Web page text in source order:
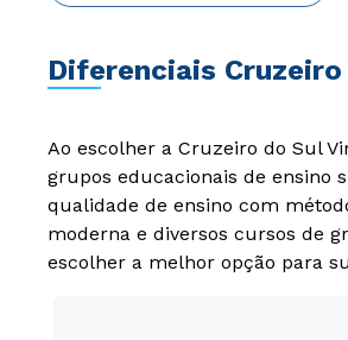
Diferenciais Cruzeiro
Ao escolher a Cruzeiro do Sul
grupos educacionais de ensino
qualidade de ensino com
moderna e diversos cursos de
escolher a melhor opção para